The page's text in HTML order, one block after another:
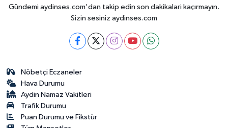
Gündemi aydinses.com'dan takip edin son dakikalari kaçırmayın.
Sizin sesiniz aydinses.com
Nöbetçi Eczaneler
Hava Durumu
Aydin Namaz Vakitleri
Trafik Durumu
Puan Durumu ve Fikstür